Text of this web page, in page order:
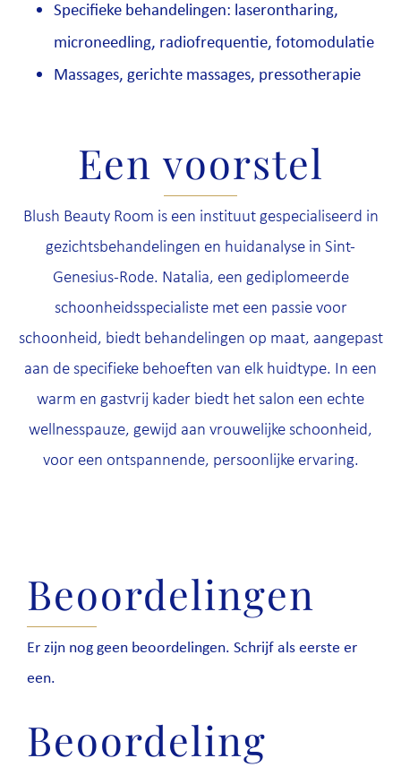
Specifieke behandelingen: laserontharing,
microneedling, radiofrequentie, fotomodulatie
Massages, gerichte massages, pressotherapie
Een voorstel
Blush Beauty Room is een instituut gespecialiseerd in
gezichtsbehandelingen en huidanalyse in Sint-
Genesius-Rode. Natalia, een gediplomeerde
schoonheidsspecialiste met een passie voor
schoonheid, biedt behandelingen op maat, aangepast
aan de specifieke behoeften van elk huidtype. In een
warm en gastvrij kader biedt het salon een echte
wellnesspauze, gewijd aan vrouwelijke schoonheid,
voor een ontspannende, persoonlijke ervaring.
Beoordelingen
Er zijn nog geen beoordelingen. Schrijf als eerste er
een.
Beoordeling